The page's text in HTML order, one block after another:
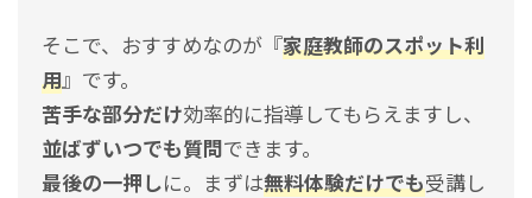
そこで、おすすめなのが『家庭教師のスポット利
用』です。
苦手な部分だけ効率的に指導してもらえますし、
並ばずいつでも質問できます。
最後の一押しに。まずは無料体験だけでも受講し